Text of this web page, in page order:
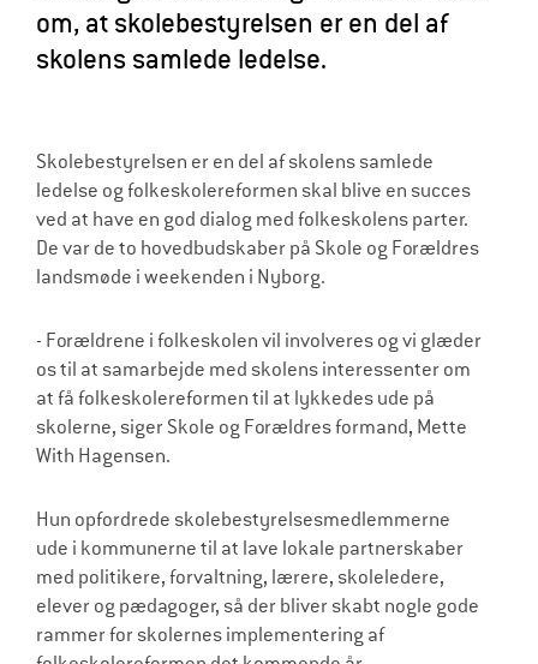
d
r
om, at skolebestyrelsen er en del af
skolens samlede ledelse.
Skolebestyrelsen er en del af skolens samlede
ledelse og folkeskolereformen skal blive en succes
ved at have en god dialog med folkeskolens parter.
De var de to hovedbudskaber på Skole og Forældres
landsmøde i weekenden i Nyborg.
- Forældrene i folkeskolen vil involveres og vi glæder
os til at samarbejde med skolens interessenter om
at få folkeskolereformen til at lykkedes ude på
skolerne, siger Skole og Forældres formand, Mette
With Hagensen.
Hun opfordrede skolebestyrelsesmedlemmerne
ude i kommunerne til at lave lokale partnerskaber
med politikere, forvaltning, lærere, skoleledere,
elever og pædagoger, så der bliver skabt nogle gode
rammer for skolernes implementering af